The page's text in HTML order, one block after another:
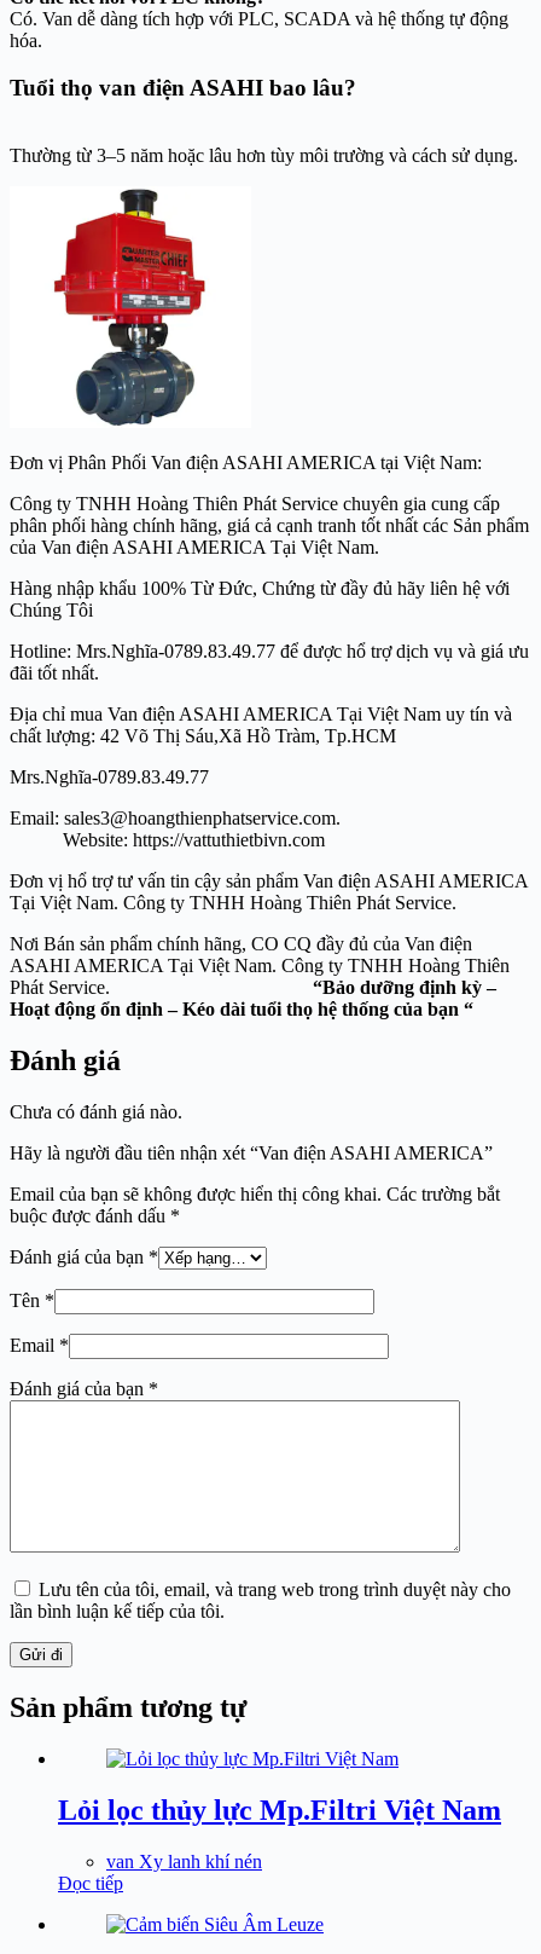
Có. Van dễ dàng tích hợp với PLC, SCADA và hệ thống tự động
hóa.
Tuổi thọ van điện ASAHI bao lâu?
Thường từ 3–5 năm hoặc lâu hơn tùy môi trường và cách sử dụng.
Đơn vị Phân Phối Van điện ASAHI AMERICA tại Việt Nam:
Công ty TNHH Hoàng Thiên Phát Service chuyên gia cung cấp
phân phối hàng chính hãng, giá cả cạnh tranh tốt nhất các Sản phẩm
của Van điện ASAHI AMERICA Tại Việt Nam.
Hàng nhập khẩu 100% Từ Đức, Chứng từ đầy đủ hãy liên hệ với
Chúng Tôi
Hotline: Mrs.Nghĩa-0789.83.49.77 để được hổ trợ dịch vụ và giá ưu
đãi tốt nhất.
Địa chỉ mua Van điện ASAHI AMERICA Tại Việt Nam uy tín và
chất lượng: 42 Võ Thị Sáu,Xã Hồ Tràm, Tp.HCM
Mrs.Nghĩa-0789.83.49.77
Email: sales3@hoangthienphatservice.com.
Website: https://vattuthietbivn.com
Đơn vị hổ trợ tư vấn tin cậy sản phẩm Van điện ASAHI AMERICA
Tại Việt Nam. Công ty TNHH Hoàng Thiên Phát Service.
Nơi Bán sản phẩm chính hãng, CO CQ đầy đủ của Van điện
ASAHI AMERICA Tại Việt Nam. Công ty TNHH Hoàng Thiên
Phát Service.
“Bảo dưỡng định kỳ –
Hoạt động ổn định – Kéo dài tuổi thọ hệ thống của bạn “
Đánh giá
Chưa có đánh giá nào.
Hãy là người đầu tiên nhận xét “Van điện ASAHI AMERICA”
Email của bạn sẽ không được hiển thị công khai. Các trường bắt
buộc được đánh dấu *
Đánh giá của bạn *
Tên *
Email *
Đánh giá của bạn *
Lưu tên của tôi, email, và trang web trong trình duyệt này cho
lần bình luận kế tiếp của tôi.
Gửi đi
Sản phẩm tương tự
Lỏi lọc thủy lực Mp.Filtri Việt Nam
van Xy lanh khí nén
Đọc tiếp